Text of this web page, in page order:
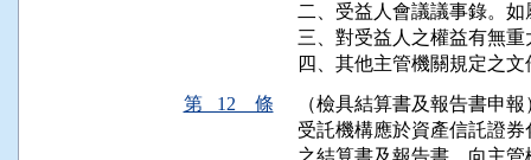
二、受益人會議議事錄。
三、對受益人之權益有無
四、其他主管機關規定之文
第 12 條
（檢具結算書及報告書申報
受託機構應於資產信託證
之結算書及報告書，向主管